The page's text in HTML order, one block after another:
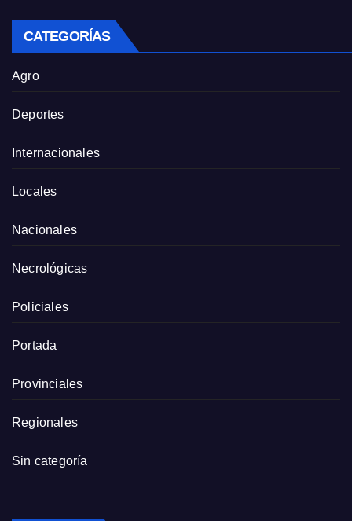
CATEGORÍAS
Agro
Deportes
Internacionales
Locales
Nacionales
Necrológicas
Policiales
Portada
Provinciales
Regionales
Sin categoría